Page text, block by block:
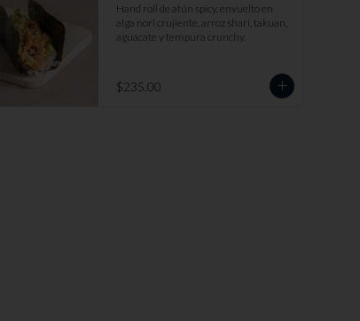
Hand roll de atún spicy, envuelto en
alga nori crujiente, arroz shari, takuan,
aguacate y tempura crunchy.
$235.00